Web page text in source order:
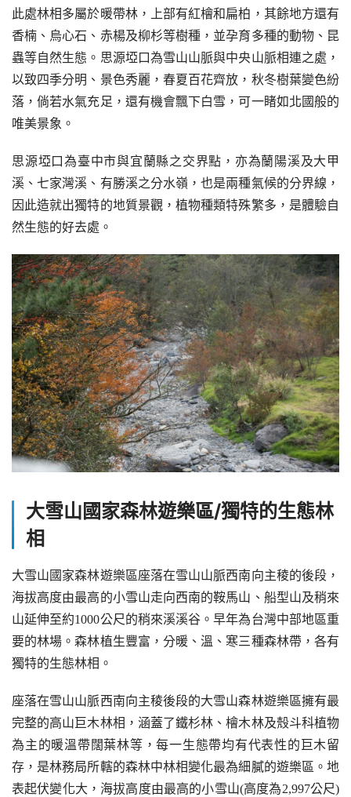
此處林相多屬於暖帶林，上部有紅檜和扁柏，其餘地方還有
香楠、烏心石、赤楊及柳杉等樹種，並孕育多種的動物、昆
蟲等自然生態。思源埡口為雪山山脈與中央山脈相連之處，
以致四季分明、景色秀麗，春夏百花齊放，秋冬樹葉變色紛
落，倘若水氣充足，還有機會飄下白雪，可一睹如北國般的
唯美景象。
思源埡口為臺中市與宜蘭縣之交界點，亦為蘭陽溪及大甲
溪、七家灣溪、有勝溪之分水嶺，也是兩種氣候的分界線，
因此造就出獨特的地質景觀，植物種類特殊繁多，是體驗自
然生態的好去處。
大雪山國家森林遊樂區/獨特的生態林
相
大雪山國家森林遊樂區座落在雪山山脈西南向主稜的後段，
海拔高度由最高的小雪山走向西南的鞍馬山、船型山及稍來
山延伸至約1000公尺的稍來溪溪谷。早年為台灣中部地區重
要的林場。森林植生豐富，分暖、溫、寒三種森林帶，各有
獨特的生態林相。
座落在雪山山脈西南向主稜後段的大雪山森林遊樂區擁有最
完整的高山巨木林相，涵蓋了鐵杉林、檜木林及殼斗科植物
為主的暖溫帶闊葉林等，每一生態帶均有代表性的巨木留
存，是林務局所轄的森林中林相變化最為細膩的遊樂區。地
表起伏變化大，海拔高度由最高的小雪山(高度為2,997公尺)